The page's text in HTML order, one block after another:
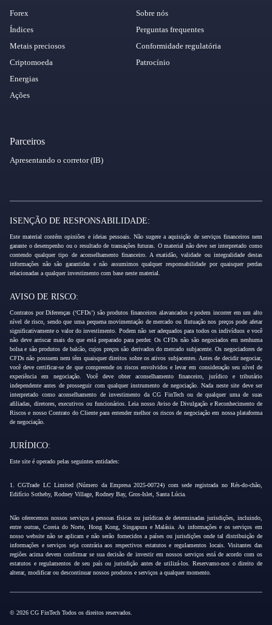
Forex
Índices
Metais preciosos
Criptomoeda
Energias
Ações
Sobre nós
Perguntas frequentes
Conformidade regulatória
Patrocínio
Parceiros
Apresentando o corretor (IB)
ISENÇÃO DE RESPONSABILIDADE:
Este material contém opiniões e ideias pessoais. Não sugere a aquisição de serviços financeiros nem
garante o desempenho ou o resultado de transações futuras. O material não deve ser interpretado como
contendo qualquer tipo de aconselhamento financeiro. A exatidão, validade ou integralidade destas
informações não são garantidas e não assumimos qualquer responsabilidade por quaisquer perdas
relacionadas a qualquer investimento com base neste material.
AVISO DE RISCO:
Contratos por Diferenças (‘CFDs’) são produtos financeiros alavancados e podem incorrer em um alto
nível de risco, sendo que uma pequena movimentação de mercado ou flutuação nos preços pode afetar
significativamente o valor do investimento. Podem não ser adequados para todos os indivíduos e você
não deve arriscar mais do que está preparado para perder. Os CFDs não são negociados em nenhuma
bolsa e são produtos de balcão, cujos preços são derivados do mercado subjacente. Os negociadores de
CFDs não possuem nem têm quaisquer direitos sobre os ativos subjacentes. Antes de decidir negociar,
você deve certificar-se de que compreende os riscos envolvidos e levar em consideração seu nível de
experiência em negociação. Você deve obter aconselhamento financeiro, jurídico e tributário
independente antes de prosseguir com qualquer instrumento de negociação. Nada neste site deve ser
interpretado como aconselhamento de investimento da CG FinTech ou de qualquer uma de suas
afiliadas, diretores, executivos ou funcionários. Leia nosso Aviso de Divulgação e Reconhecimento de
Riscos e nosso Contrato do Cliente para entender melhor os riscos de negociação em nossa plataforma
de negociação.
JURÍDICO:
Este site é operado pelas seguintes entidades:
1. CGTrade LC Limited (Número da Empresa 2025-00724) com sede registrada no Rés-do-chão,
Edifício Sotheby, Rodney Village, Rodney Bay, Gros-Islet, Santa Lúcia.
Não oferecemos nossos serviços a pessoas físicas ou jurídicas de determinadas jurisdições, incluindo,
entre outras, Coreia do Norte, Hong Kong, Singapura e Malásia. As informações e os serviços em
nosso website não se aplicam e não serão fornecidos a países ou jurisdições onde tal distribuição de
informações e serviços seja contrária aos respectivos estatutos e regulamentos locais. Visitantes das
regiões acima devem confirmar se sua decisão de investir em nossos serviços está de acordo com os
estatutos e regulamentos de seu país ou jurisdição antes de utilizá-los. Reservamo-nos o direito de
alterar, modificar ou descontinuar nossos produtos e serviços a qualquer momento.
© 2026 CG FinTech Todos os direitos reservados.